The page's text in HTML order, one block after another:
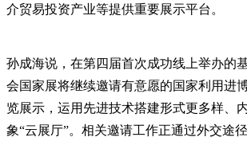
介贸易投资产业等提供重要展示平台。
孙成海说，在第四届首次成功线上举办的
会国家展将继续邀请有意愿的国家利用进
览展示，运用先进技术搭建形式更多样、
象“云展厅”。相关邀请工作正通过外交途